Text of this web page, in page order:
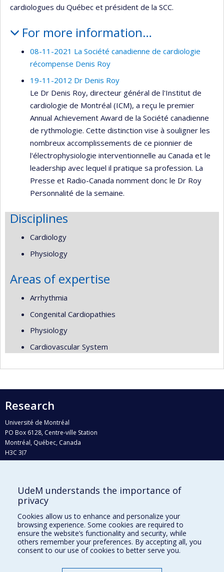
cardiologues du Québec et président de la SCC.
For more information…
08-11-2021 La Société canadienne de cardiologie
récompense Denis Roy
19-11-2012 Dr Denis Roy
Le Dr Denis Roy, directeur général de l'Institut de
cardiologie de Montréal (ICM), a reçu le premier
Annual Achievement Award de la Société canadienne
de rythmologie. Cette distinction vise à souligner les
nombreux accomplissements de ce pionnier de
l'électrophysiologie interventionnelle au Canada et le
leadership avec lequel il pratique sa profession. La
Presse et Radio-Canada nomment donc le Dr Roy
Personnalité de la semaine.
Disciplines
Cardiology
Physiology
Areas of expertise
Arrhythmia
Congenital Cardiopathies
Physiology
Cardiovascular System
Research
Université de Montréal
PO Box 6128, Centre-ville Station
Montréal, Québec, Canada
H3C 3J7
Who does what?
Find us
Site map
Accessibility
UdeM understands the importance of
privacy
Cookies allow us to enhance and personalize your
browsing experience. Some cookies are required to
ensure the website’s functionality and security, while
others remember your preferences. By accepting all, you
consent to our use of cookies to better serve you.